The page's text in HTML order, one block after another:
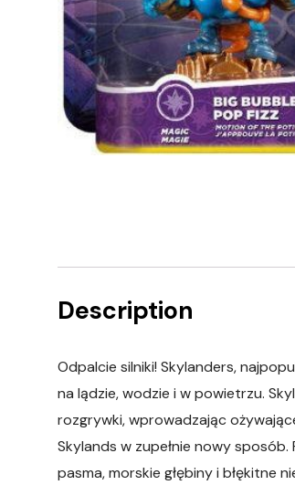
Description
Odpalcie silniki! Skylanders,
na lądzie, wodzie i w powietrzu.
rozgrywki, wprowadzając
Skylands w zupełnie nowy
pasma, morskie głębiny i błękitne